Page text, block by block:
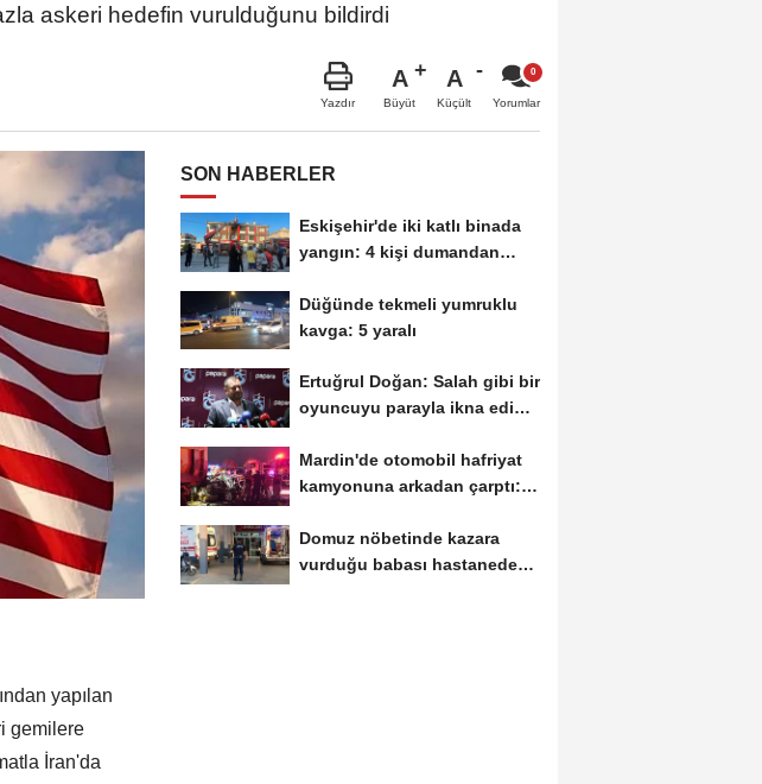
askeri hedefin vurulduğunu bildirdi
Yazdır
A
Büyüt
A
Küçült Yorumlar
yapılan
gemilere
İran'da
SON HABERLER
Eskişehir'de iki katlı binada
yangın: 4 kişi dumandan
Düğünde tekmeli yumruklu
kavga: 5 yaralı
Ertuğrul Doğan: Salah gibi bir
oyuncuyu parayla ikna edip
Mardin'de otomobil hafriyat
kamyonuna arkadan çarptı: 1
Domuz nöbetinde kazara
vurduğu babası hastanede